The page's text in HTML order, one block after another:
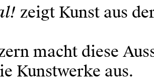
zeigt Kunst aus
macht diese
Kunstwerke aus.